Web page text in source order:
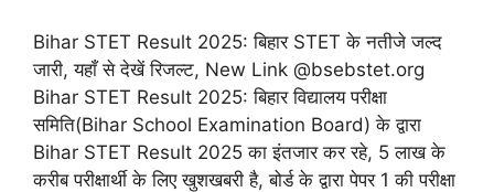
Bihar STET Result 2025: बिहार STET के नतीजे जल्द
जारी, यहाँ से देखें रिजल्ट, New Link @bsebstet.org
Bihar STET Result 2025: बिहार विद्यालय परीक्षा
समिति(Bihar School Examination Board) के द्वारा
Bihar STET Result 2025 का इंतजार कर रहे, 5 लाख के
करीब परीक्षार्थी के लिए खुशखबरी है, बोर्ड के द्वारा पेपर 1 की परीक्षा